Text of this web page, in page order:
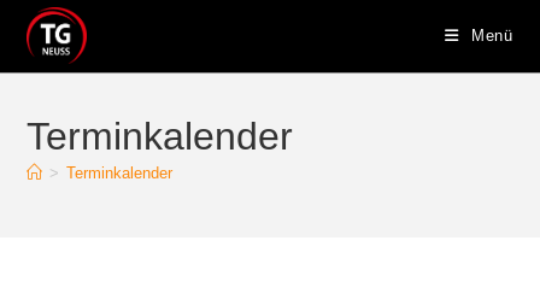
Menü
Terminkalender
> Terminkalender